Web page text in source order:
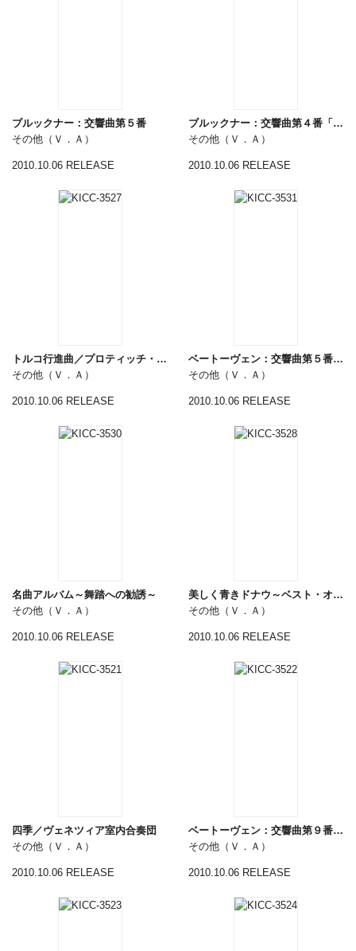
ブルックナー：交響曲第５番
その他（Ｖ．Ａ）
2010.10.06 RELEASE
ブルックナー：交響曲第４番「ロマンティック」
その他（Ｖ．Ａ）
2010.10.06 RELEASE
トルコ行進曲／プロティッチ・モーツァルト・リサイタル
その他（Ｖ．Ａ）
2010.10.06 RELEASE
ベートーヴェン：交響曲第５番「運命」、第６番「田園」
その他（Ｖ．Ａ）
2010.10.06 RELEASE
名曲アルバム～舞踏への勧誘～
その他（Ｖ．Ａ）
2010.10.06 RELEASE
美しく青きドナウ～ベスト・オブ・ウィンナ・ワルツ～
その他（Ｖ．Ａ）
2010.10.06 RELEASE
四季／ヴェネツィア室内合奏団
その他（Ｖ．Ａ）
2010.10.06 RELEASE
ベートーヴェン：交響曲第９番「合唱」
その他（Ｖ．Ａ）
2010.10.06 RELEASE